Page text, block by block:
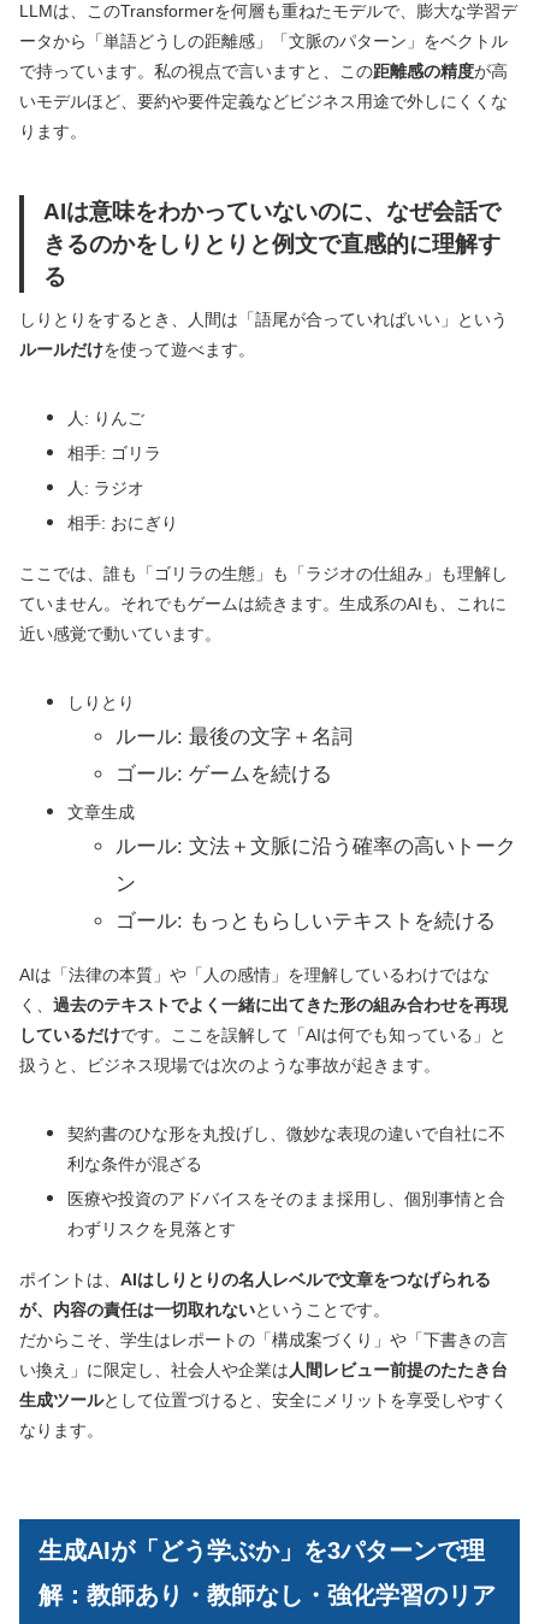
LLMは、このTransformerを何層も重ねたモデルで、膨大な学習デ
ータから「単語どうしの距離感」「文脈のパターン」をベクトル
で持っています。私の視点で言いますと、この距離感の精度が高
いモデルほど、要約や要件定義などビジネス用途で外しにくくな
ります。
AIは意味をわかっていないのに、なぜ会話で
きるのかをしりとりと例文で直感的に理解す
る
しりとりをするとき、人間は「語尾が合っていればいい」という
ルールだけを使って遊べます。
人: りんご
相手: ゴリラ
人: ラジオ
相手: おにぎり
ここでは、誰も「ゴリラの生態」も「ラジオの仕組み」も理解し
ていません。それでもゲームは続きます。生成系のAIも、これに
近い感覚で動いています。
しりとり
ルール: 最後の文字＋名詞
ゴール: ゲームを続ける
文章生成
ルール: 文法＋文脈に沿う確率の高いトーク
ン
ゴール: もっともらしいテキストを続ける
AIは「法律の本質」や「人の感情」を理解しているわけではな
く、 過去のテキストでよく一緒に出てきた形の組み合わせを再現
しているだけです。ここを誤解して「AIは何でも知っている」と
扱うと、ビジネス現場では次のような事故が起きます。
契約書のひな形を丸投げし、微妙な表現の違いで自社に不
利な条件が混ざる
医療や投資のアドバイスをそのまま採用し、個別事情と合
わずリスクを見落とす
ポイントは、 AIはしりとりの名人レベルで文章をつなげられる
が、内容の責任は一切取れないということです。
だからこそ、学生はレポートの「構成案づくり」や「下書きの言
い換え」に限定し、社会人や企業は人間レビュー前提のたたき台
生成ツールとして位置づけると、安全にメリットを享受しやすく
なります。
生成AIが「どう学ぶか」を3パターンで理
解：教師あり・教師なし・強化学習のリア